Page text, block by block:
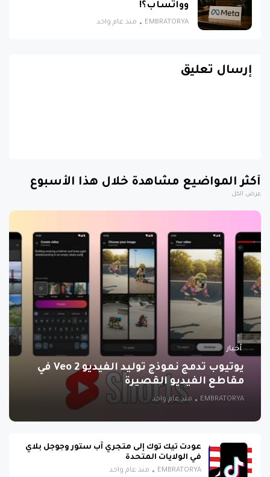
وواتساب؟!
EMBRATORYA منذ عام واحد
إرسال تعليق
أكثر المواضيع مشاهدة خلال هذا الأسبوع
عرض الكل
أخبار
يوتيوب تدمج نموذج توليد الفيديو Veo 2 في
مقاطع الفيديو القصيرة
EMBRATORYA منذ عام واحد
عودت تيك توك إلى متجري آب ستور وجوجل بلاي
في الولايات المتحدة
EMBRATORYA منذ عام واحد